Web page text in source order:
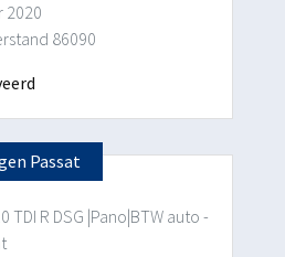
2020
86090
Passat
TDI R DSG |Pano|BTW auto -